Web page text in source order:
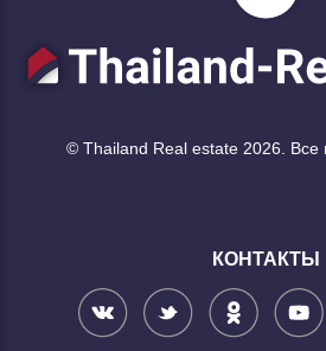
© Thailand Real estate 2026.
КОНТАКТЫ